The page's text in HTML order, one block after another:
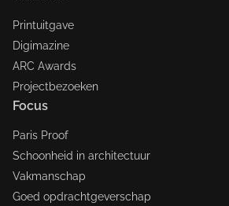
Printuitgave
Digimazine
ARC Awards
Projectbezoeken
Focus
Paris Proof
Schoonheid in architectuur
Vakmanschap
Goed opdrachtgeverschap